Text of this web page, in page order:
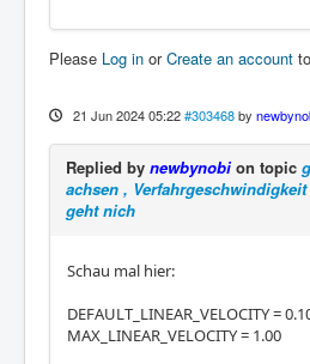
Please Log in orCreate an account
21 Jun 2024 05:22 #303468 by
Replied by newbynobion topic
achsen ,
geht nich
Schau mal hier:
DEFAULT_LINEAR_VELOCITY =
MAX_LINEAR_VELOCITY = 1.00